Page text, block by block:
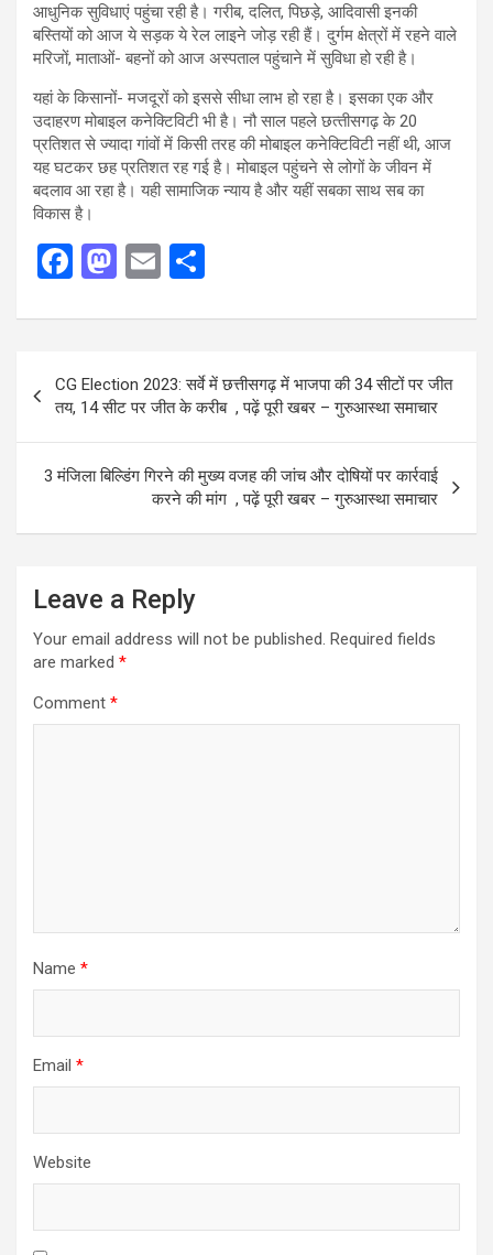
आधुनिक सुविधाएं पहुंचा रही है। गरीब, दलित, पिछड़े, आदिवासी इनकी
बस्तियों को आज ये सड़क ये रेल लाइने जोड़ रही हैं। दुर्गम क्षेत्रों में रहने वाले
मरिजों, माताओं- बहनों को आज अस्‍पताल पहुंचाने में सुविधा हो रही है।
यहां के किसानों- मजदूरों को इससे सीधा लाभ हो रहा है। इसका एक और
उदाहरण मोबाइल कनेक्टिविटी भी है। नौ साल पहले छत्‍तीसगढ़ के 20
प्रतिशत से ज्‍यादा गांवों में किसी तरह की मोबाइल कनेक्टिविटी नहीं थी, आज
यह घटकर छह प्रतिशत रह गई है। मोबाइल पहुंचने से लोगों के जीवन में
बदलाव आ रहा है। यही सामाजिक न्‍याय है और यहीं सबका साथ सब का
विकास है।
F
ce
b
o
o
k
M
st
o
d
o
n
E
ail ar
e
navigation
CG Election 2023: सर्वे में छत्तीसगढ़ में भाजपा की 34 सीटों पर जीत
तय, 14 सीट पर जीत के करीब , पढ़ें पूरी खबर – गुरुआस्था समाचार
3 मंजिला बिल्डिंग गिरने की मुख्य वजह की जांच और दोषियों पर कार्रवाई
करने की मांग , पढ़ें पूरी खबर – गुरुआस्था समाचार
Leave a Reply
Your email address will not be published. Required fields
are marked *
Comment *
Name *
Email *
Website